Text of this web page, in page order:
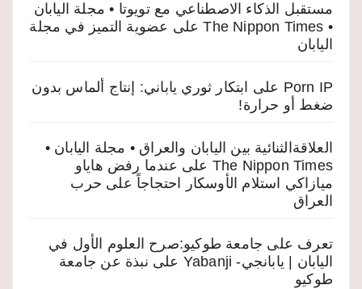
مستقبل الذكاء الاصطناعي مع تويوتا • مجلة اليابان
• The Nippon Times
على عضوية التميز في مجلة
اليابان
Porn IP على
ابتكار ثوري ياباني: إنتاج ألماس بدون
ضغط أو حرارة!
العلاقةالثنائية بين اليابان والعراق • مجلة اليابان •
The Nippon Times على عندما رفض هاياو
ميازاكي استلام الأوسكار احتجاجاً على حرب
العراق
تعرف على جامعة طوكيو:صرح العلوم الأول في
اليابان | يابانجي- Yabanji
على نبذة عن جامعة
طوكيو